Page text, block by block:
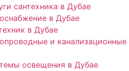
сантехника в Дубае
в Дубае
в Дубае
и канализационные
освещения в Дубае